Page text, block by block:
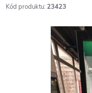
Kód produktu: 23423